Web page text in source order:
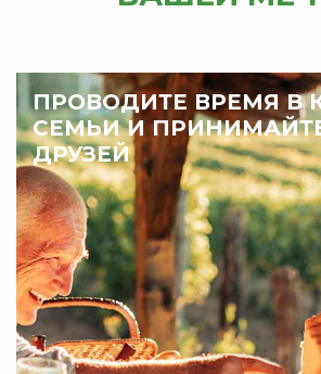
ПРОВОДИТЕ ВРЕМЯ В
СЕМЬИ И
ДРУЗЕЙ